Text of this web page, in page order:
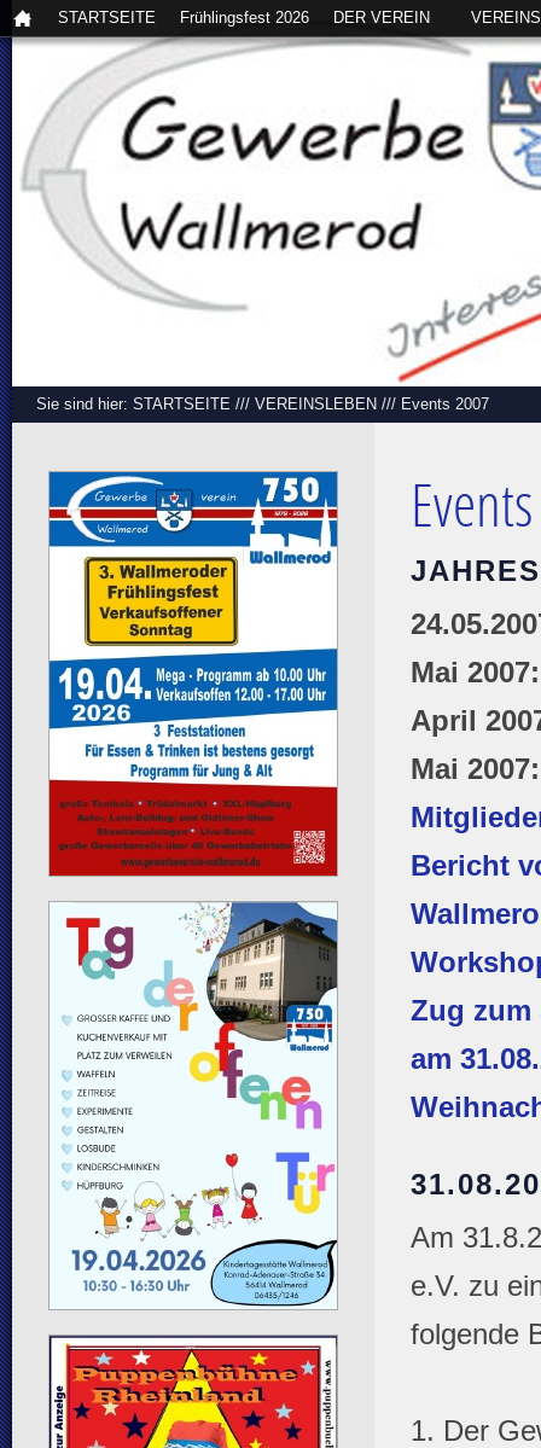
STARTSEITE Frühlingsfest 2026 DER VEREIN
Sie sind hier: STARTSEITE /// VEREINSLEBEN /// Events 2007
Mai
April
Mai
Bericht
Zug zum
am
Am
e.V. zu
folgende
1. Der